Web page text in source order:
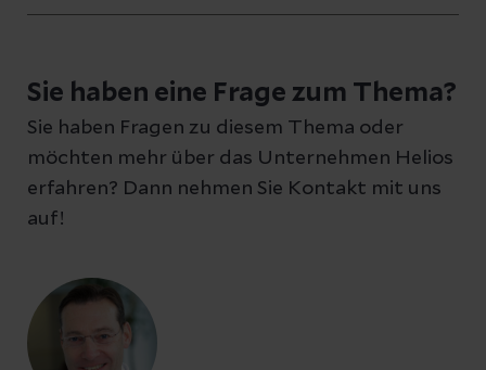
Schreiben Sie uns eine Nachricht und geben
Sie Ihre E-Mail-Adresse an, damit wir uns bei
Ihnen melden können
Sie haben eine Frage zum Thema?
Sie haben Fragen zu diesem Thema oder
möchten mehr über das Unternehmen Helios
erfahren? Dann nehmen Sie Kontakt mit uns
auf!